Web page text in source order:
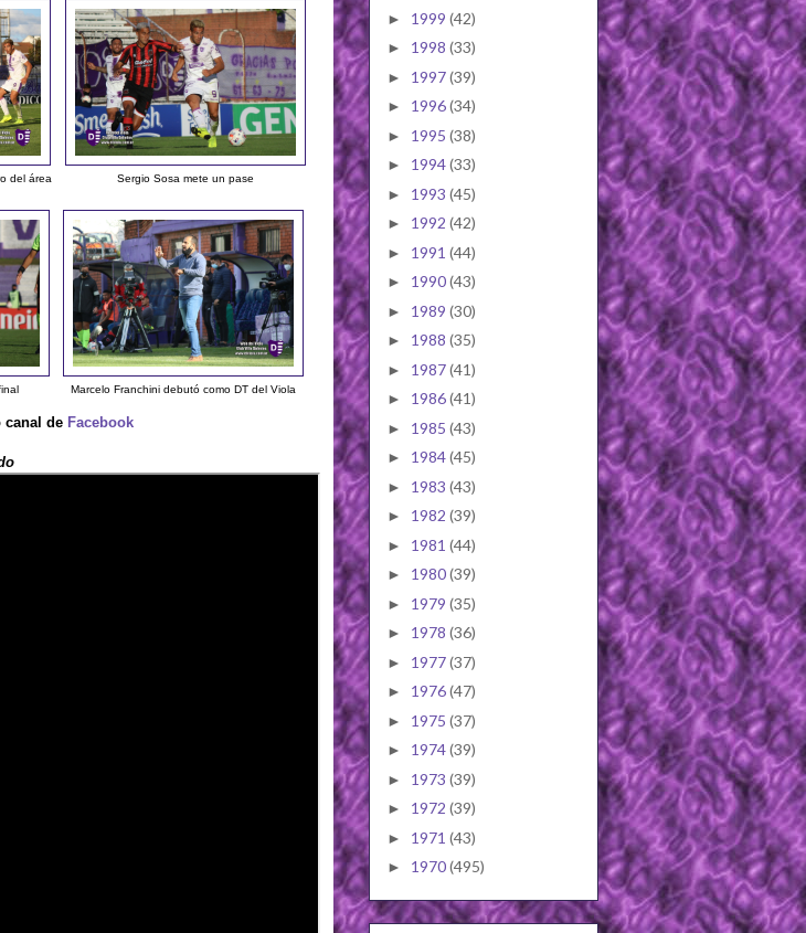
del área Sergio Sosa mete un pase
Marcelo Franchini debutó como DT del Viola
canal de Facebook
► 1999 (42)
► 1998 (33)
► 1997(39)
► 1996(34)
► 1995 (38)
► 1994(33)
► 1993 (45)
► 1992 (42)
► 1991 (44)
► 1990(43)
► 1989 (30)
► 1988 (35)
► 1987(41)
► 1986(41)
► 1985 (43)
► 1984(45)
► 1983 (43)
► 1982 (39)
► 1981 (44)
► 1980(39)
► 1979 (35)
► 1978 (36)
► 1977(37)
► 1976(47)
► 1975 (37)
► 1974(39)
► 1973 (39)
► 1972 (39)
► 1971 (43)
► 1970(495)